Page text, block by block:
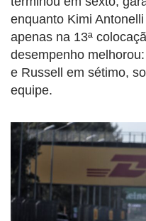
enquanto Kimi
apenas na 13ª
desempenho
e Russell em sétimo,
equipe.